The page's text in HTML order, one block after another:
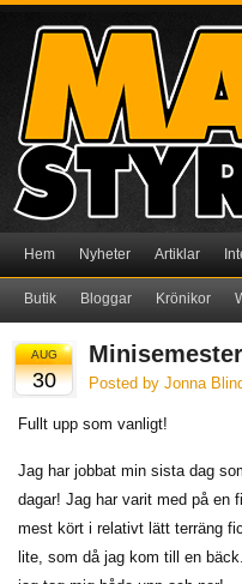
Hem Nyheter Artiklar
Butik Bloggar Krönikor
AUG
30 Posted by Jonna
Fullt upp som vanligt!
Jag har jobbat min sista dag
dagar! Jag har varit med på en
mest kört i relativt lätt terräng
lite, som då jag kom till en